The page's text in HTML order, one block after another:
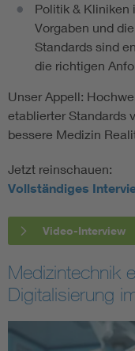
Politik & Kliniken
Vorgaben und
Standards sind
die richtigen
Unser Appell:
etablierter Standards
bessere Medizin
Jetzt reinschauen:
Vollständiges
Video-Interview
Medizintechnik
Digitalisierung